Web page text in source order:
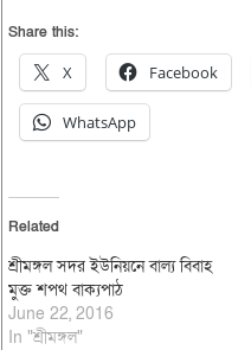
Share this:
X Facebook
WhatsApp
Related
শ্রীমঙ্গল সদর ইউনিয়নে বাল্য বিবাহ
মুক্ত শপথ বাক্যপাঠ
June 22, 2016
In "শ্রীমঙ্গল"